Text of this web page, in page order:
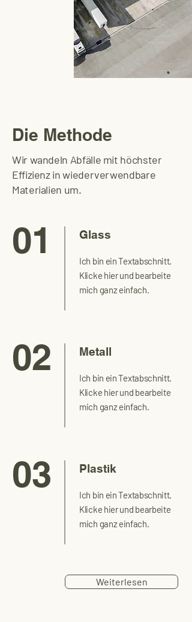
Die Methode
Wir wandeln Abfälle mit höchster
Effizienz in wiederverwendbare
Materialien um.
01 Glass
Ich bin ein Textabschnitt.
Klicke hier und bearbeite
mich ganz einfach.
02 Metall
Ich bin ein Textabschnitt.
Klicke hier und bearbeite
mich ganz einfach.
03 Plastik
Ich bin ein Textabschnitt.
Klicke hier und bearbeite
mich ganz einfach.
Weiterlesen